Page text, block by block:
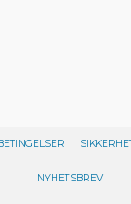
NYHETSBREV